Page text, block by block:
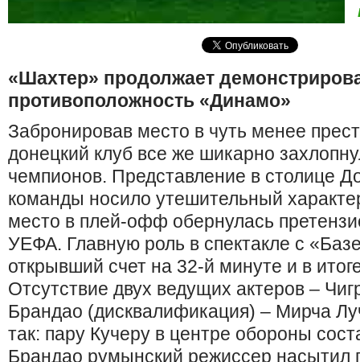
«Шахтер» продолжает
противоположность «Динамо»
Забронировав место в чуть менее
донецкий клуб все же шикарно
чемпионов. Представление в столице
команды носило утешительный
место в плей-офф обернулась
УЕФА. Главную роль в спектакле с
открывший счет на 32-й минуте и в
Отсутствие двух ведущих актеров –
Брандао (дисквалификация) – Мирча
так: пару Кучеру в центре обороны
Брандао румынский режиссер насытил